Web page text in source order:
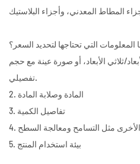
ثلاثي الأبعاد، أو صورة عينة مع حجم
تفصيلي.
2. المادة وصلابة المادة
3. تفاصيل الكمية
5. بيئة استخدام المنتج